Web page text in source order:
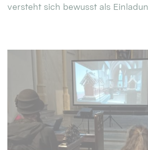
versteht sich bewusst als